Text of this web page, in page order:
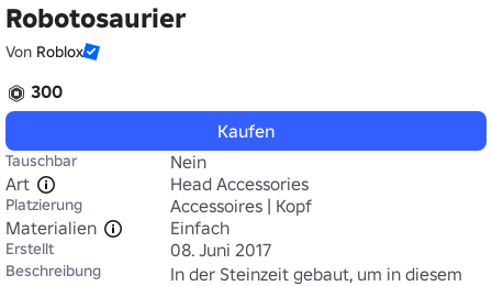
Robotosaurier
Von Roblox
300
Kaufen
Tauschbar
Nein
Art
Head Accessories
Platzierung
Accessoires | Kopf
Materialien
Einfach
Erstellt 08. Juni 2017
Beschreibung
In der Steinzeit gebaut, um in diesem